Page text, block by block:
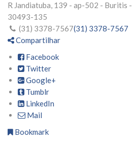
R Jandiatuba, 139 - ap-502 - Buritis -
30493-135
(31) 3378-7567(31) 3378-7567
Compartilhar
Facebook
Twitter
Google+
Tumblr
LinkedIn
Mail
Bookmark